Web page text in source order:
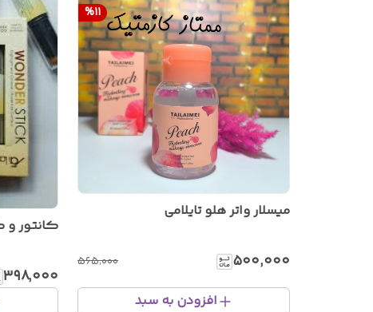
%11
میسلار واتر هلو تایلامی
۵۰۰٬۰۰۰ ۵۶۵٬۰۰۰
افزودن به سبد
کانتور و
۳۹۸٬۰۰۰